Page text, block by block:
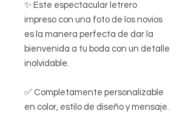
✨ Este espectacular letrero
impreso con una foto de los novios
es la manera perfecta de dar la
bienvenida a tu boda con un detalle
inolvidable.
✅ Completamente personalizable
en color, estilo de diseño y mensaje.